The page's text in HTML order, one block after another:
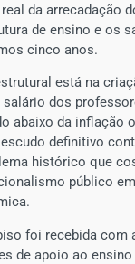
da arrecadação
de ensino e os
cinco anos.
está na
salário dos
abaixo da inflação
definitivo
histórico que
público
foi recebida com
de apoio ao